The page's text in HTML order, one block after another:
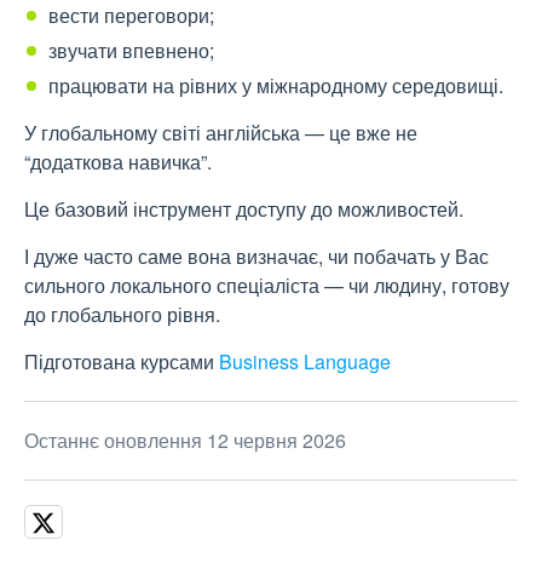
вести переговори;
звучати впевнено;
працювати на рівних у міжнародному середовищі.
У глобальному світі англійська — це вже не
“додаткова навичка”.
Це базовий інструмент доступу до можливостей.
І дуже часто саме вона визначає, чи побачать у Вас
сильного локального спеціаліста — чи людину, готову
до глобального рівня.
Підготована курсами Business Language
Останнє оновлення 12 червня 2026